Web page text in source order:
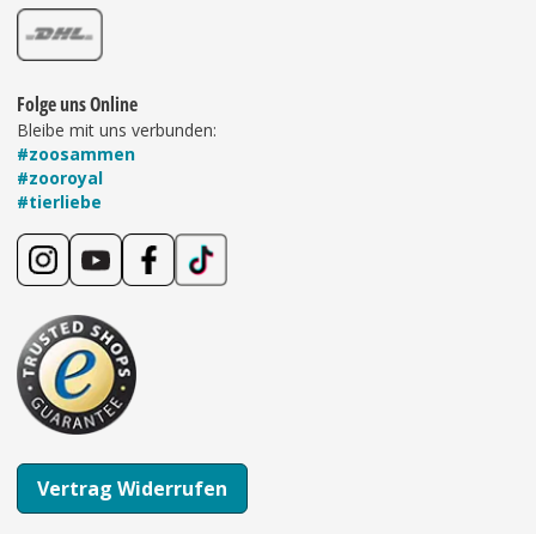
Folge uns Online
Bleibe mit uns verbunden:
#zoosammen
#zooroyal
#tierliebe
Vertrag Widerrufen